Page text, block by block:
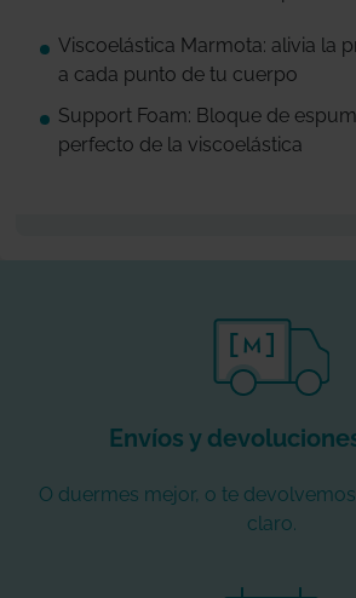
Viscoelástica Marmota: alivia la
a cada punto de tu cuerpo
Support Foam: Bloque de
perfecto de la viscoelástica
Envíos y
O duermes mejor, o te
claro.